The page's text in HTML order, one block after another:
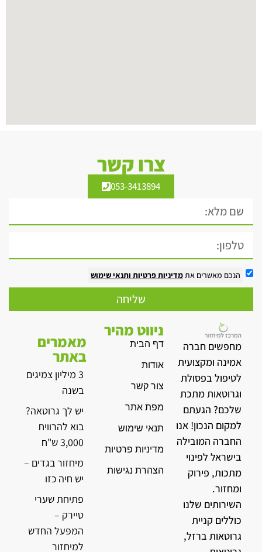
צרו קשר
053-3413894
הנכם מאשרים אתמדיניות פרטיות ותנאי שימוש
שליחה
מחפשים חברה
אמינה ומקצועית
לטיפול בפסולת
וגרוטאות מתכת
שלכם? הגעתם
למקום הנכון! אנו
החברה המובילה
בישראל לפינוי
מתכות, פירוק
ומחזור.
השירותים שלנו
כוללים קניית
גרוטאות ברזל,
ניווט מהיר
דף הבית
אודות
צור קשר
מפת אתר
תנאי שימוש
מדיניות פרטיות
הצהרת נגישות
מאמרים
באתר
3 מיליון צמיגים
בשנה
יש לך גרוטאה?
בוא להרוויח
3,000 ש"ח
מיחזור בגדים –
יש חיה כזו
פתיחת שערי
טיירק –
המפעל החדש
למיחזור